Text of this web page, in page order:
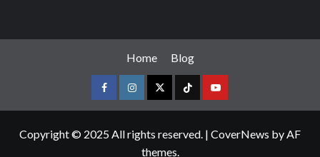
Home Blog
Copyright © 2025 All rights reserved. | CoverNews by AF
themes.